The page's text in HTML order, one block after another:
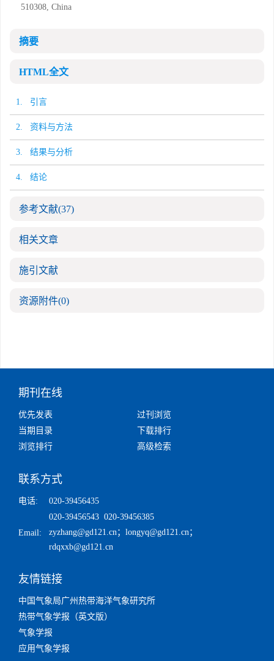
510308, China
摘要
HTML全文
1. 引言
2. 资料与方法
3. 结果与分析
4. 结论
参考文献(37)
相关文章
施引文献
资源附件(0)
期刊在线
优先发表
过刊浏览
当期目录
下载排行
浏览排行
高级检索
联系方式
电话:
020-39456435
020-39456543 020-39456385
Email:
zyzhang@gd121.cn； longyq@gd121.cn；
rdqxxb@gd121.cn
友情链接
中国气象局广州热带海洋气象研究所
热带气象学报（英文版）
气象学报
应用气象学报